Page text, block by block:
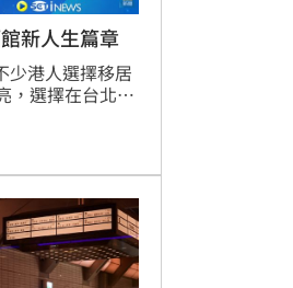
新人生篇章
少港人選擇移居
，選擇在台北開
。